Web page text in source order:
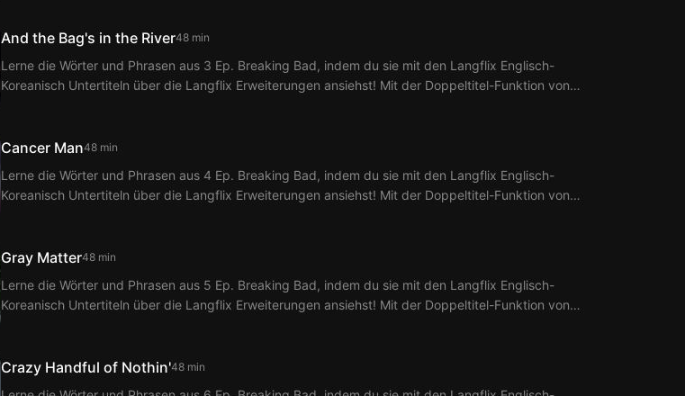
And the Bag's in the River48 min
Lerne die Wörter und Phrasen aus 3 Ep. Breaking Bad, indem du sie mit den Langflix Englisch-
Koreanisch Untertiteln über die Langflix Erweiterungen ansiehst! Mit der Doppeltitel-Funktion von
Cancer Man48 min
Lerne die Wörter und Phrasen aus 4 Ep. Breaking Bad, indem du sie mit den Langflix Englisch-
Koreanisch Untertiteln über die Langflix Erweiterungen ansiehst! Mit der Doppeltitel-Funktion von
Gray Matter48 min
Lerne die Wörter und Phrasen aus 5 Ep. Breaking Bad, indem du sie mit den Langflix Englisch-
Koreanisch Untertiteln über die Langflix Erweiterungen ansiehst! Mit der Doppeltitel-Funktion von
Crazy Handful of Nothin'48 min